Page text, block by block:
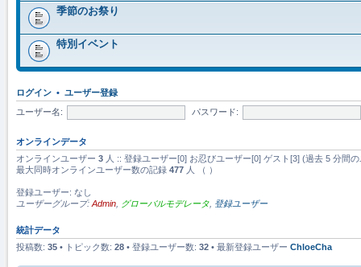
季節のお祭り
特別イベント
ログイン • ユーザー登録
ユーザー名: パスワード:
オンラインデータ
オンラインユーザー 3 人 :: 登録ユーザー[0] お忍びユーザー[0] ゲスト[3] (過去 5 分間
最大同時オンラインユーザー数の記録 477 人 （ ）
登録ユーザー: なし
ユーザーグループ: Admin グローバルモデレータ 登録ユーザー
統計データ
投稿数: 35 • トピック数: 28 • 登録ユーザー数: 32 • 最新登録ユーザー ChloeCha